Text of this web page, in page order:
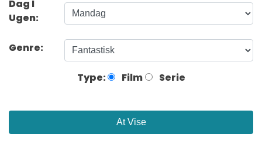
Dag I
Ugen:
Genre:
Type: Film Serie
At Vise